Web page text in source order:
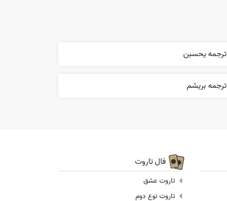
ترجمه يحسبن
ترجمه بریشم
فال تاروت
تاروت عشق
تاروت نوع دوم